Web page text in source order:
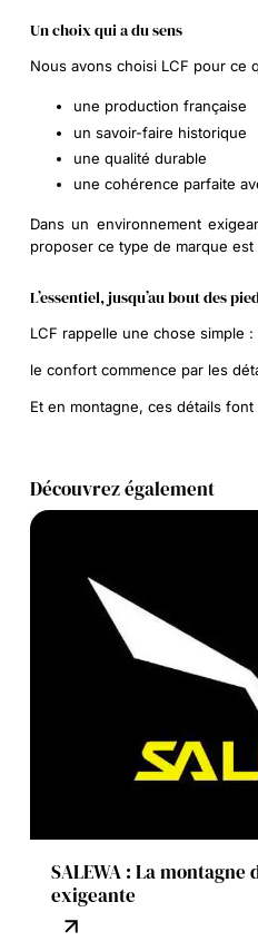
Un choix qui a du sens
Nous avons choisi LCF pour ce
une production française
un savoir-faire historique
une qualité durable
une cohérence parfaite
Dans un environnement
proposer ce type de marque
L’essentiel, jusqu’au bout des
LCF rappelle une chose simple :
le confort commence par les
Et en montagne, ces détails
Découvrez également
SALEWA : La
exigeante